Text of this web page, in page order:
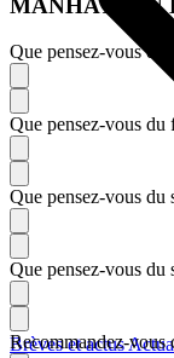
Brèves et actus
Que pensez-vous de
Que pensez-vous
Que pensez-vous du
Que pensez-vous du
Recommandez-vous